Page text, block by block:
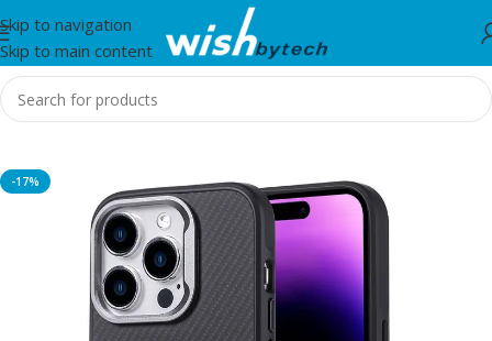
Skip to navigation
Skip to main content
Home/Zore
-17%